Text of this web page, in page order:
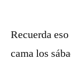
Recuerda
cama los